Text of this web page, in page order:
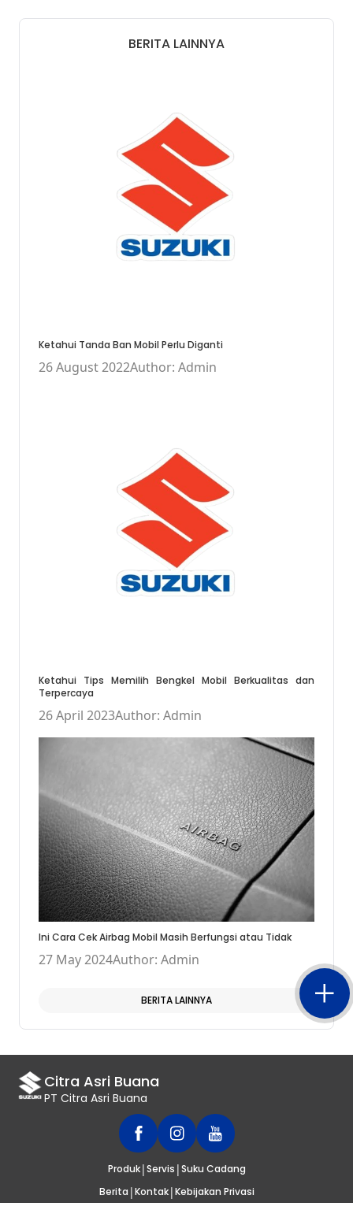
BERITA LAINNYA
Ketahui Tanda Ban Mobil Perlu Diganti
26 August 2022Author: Admin
Ketahui Tips Memilih Bengkel Mobil Berkualitas dan
Terpercaya
26 April 2023Author: Admin
Ini Cara Cek Airbag Mobil Masih Berfungsi atau Tidak
27 May 2024Author: Admin
BERITA LAINNYA
Citra Asri Buana
PT Citra Asri Buana
Produk|Servis |Suku Cadang
Berita |Kontak|Kebijakan Privasi